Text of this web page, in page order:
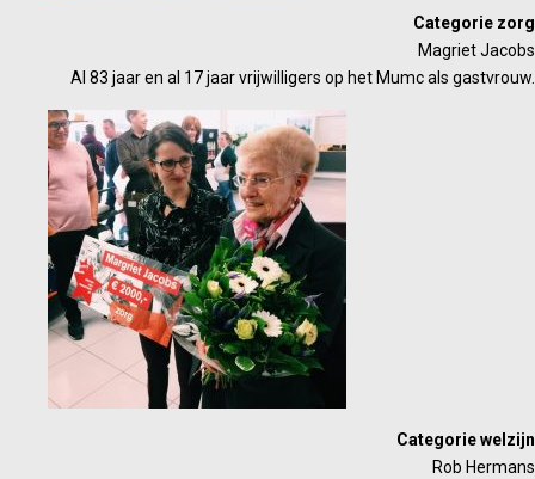
Categorie zorg
Magriet Jacobs
Al 83 jaar en al 17 jaar vrijwilligers op het Mumc als gastvrouw.
Categorie welzijn
Rob Hermans